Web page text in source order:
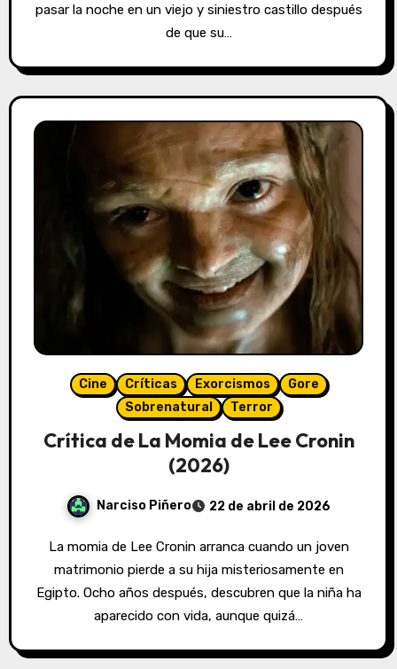
pasar la noche en un viejo y siniestro castillo después
de que su…
Cine Críticas Exorcismos
Gore
Sobrenatural
Terror
Crítica de La Momia de Lee Cronin
(2026)
Narciso Piñero 22 de abril de 2026
La momia de Lee Cronin arranca cuando un joven
matrimonio pierde a su hija misteriosamente en
Egipto. Ocho años después, descubren que la niña ha
aparecido con vida, aunque quizá…